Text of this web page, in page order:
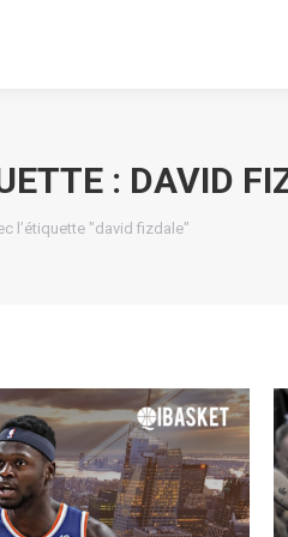
: DAVID
l’étiquette "david fizdale"